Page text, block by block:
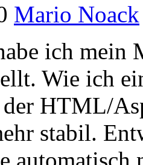
Mario Noack
ich mein
Wie ich
der HTML/
stabil.